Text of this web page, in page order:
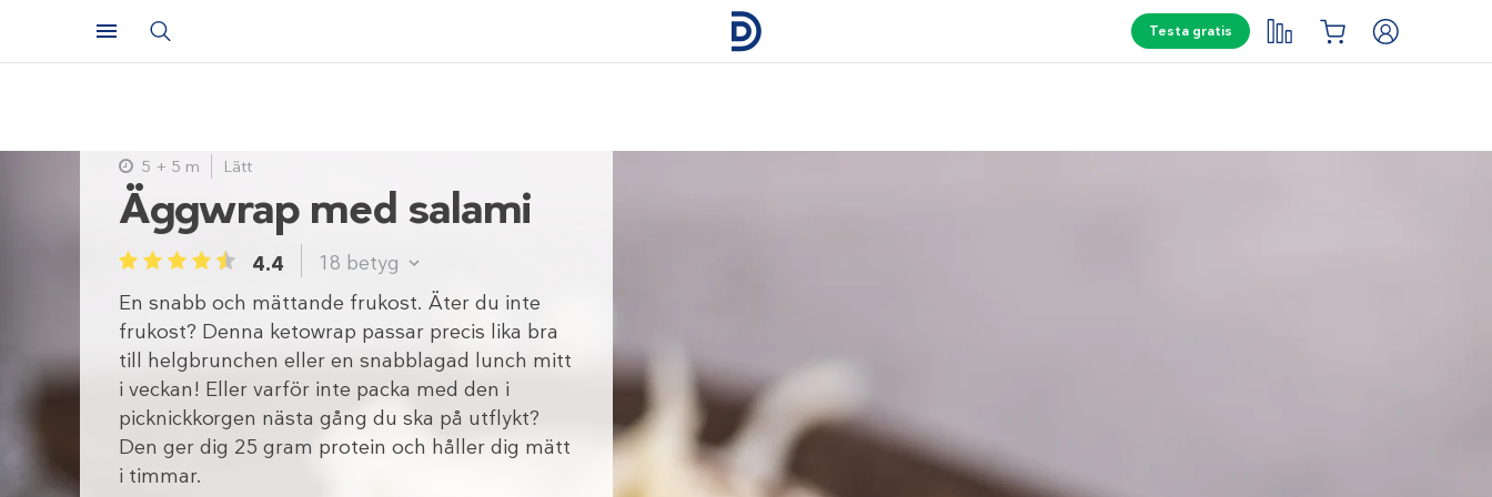
Testa gratis
Äggwrap med salami
1 2 3 4 5 4.4 18 betyg
En snabb och mättande frukost. Äter du inte
frukost? Denna ketowrap passar precis lika bra
till helgbrunchen eller en snabblagad lunch mitt
i veckan! Eller varför inte packa med den i
picknickkorgen nästa gång du ska på utflykt?
Den ger dig 25 gram protein och håller dig mätt
i timmar.
5 + 5 m Lätt